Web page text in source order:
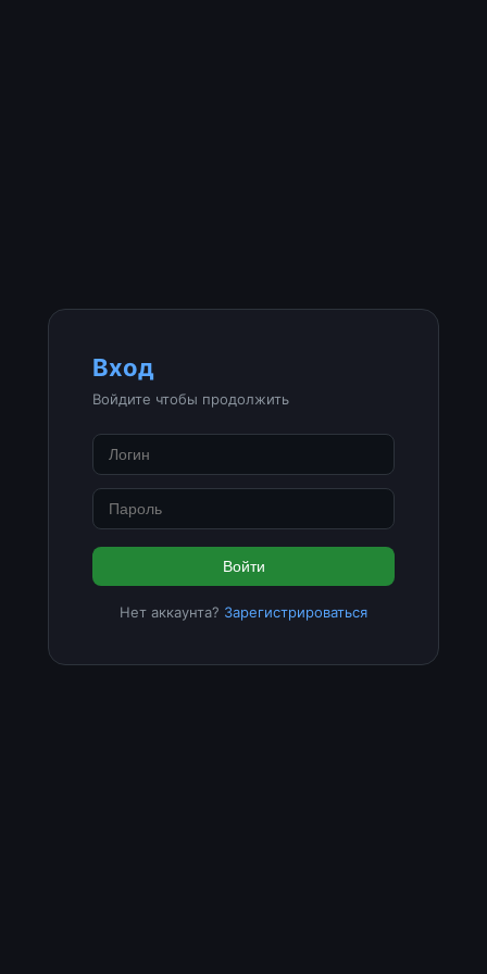
Вход
Войдите чтобы продолжить
Войти
Нет аккаунта? Зарегистрироваться